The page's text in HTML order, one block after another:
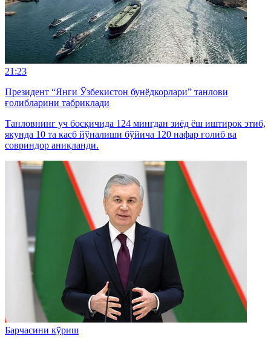
21:23
Президент “Янги Ўзбекистон бунёдкорлари” танлови
ғолибларини табриклади
Танловнинг уч босқичида 124 мингдан зиёд ёш иштирок этиб,
якунда 10 та касб йўналиши бўйича 120 нафар ғолиб ва
совриндор аниқланди.
Барчасини кўриш